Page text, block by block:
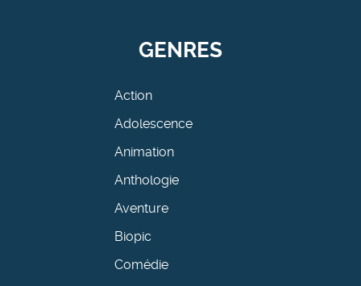
GENRES
Action
Adolescence
Animation
Anthologie
Aventure
Biopic
Comédie